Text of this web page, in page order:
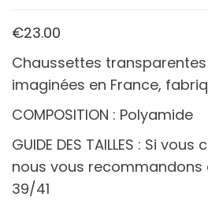
€23.00
Chaussettes
imaginées en France,
COMPOSITION : Polyamide
GUIDE DES TAILLES : Si
nous vous recommandons
39/41